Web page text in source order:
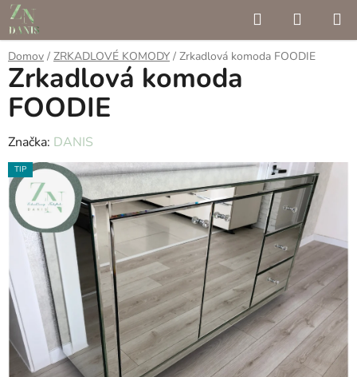
Prejsť
na
obsah
Hľadať
KOŠÍK
Domov / ZRKADLOVÉ KOMODY / Zrkadlová komoda FOODIE
Zrkadlová komoda
FOODIE
Značka: DANIS
TIP